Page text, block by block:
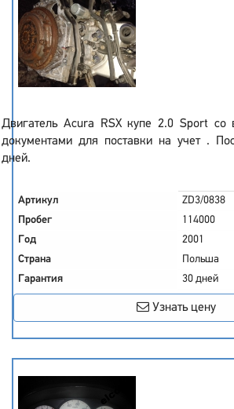
Двигатель Acura RSX купе 2.0 Sport со
документами для поставки на учет .
дней.
Артикул
ZD3/0838
Пробег
114000
Год
2001
Страна
Польша
Гарантия
30 дней
Узнать цену